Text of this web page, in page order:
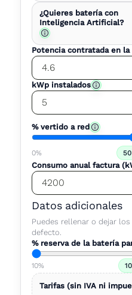
¿Quieres batería con
Inteligencia Artificial?
Potencia contratada en
kWp instalados
% vertido a red
0%
Consumo anual factura
Datos adicionales
Puedes rellenar o dejar
defecto.
% reserva de la batería
10%
Tarifas (sin IVA ni